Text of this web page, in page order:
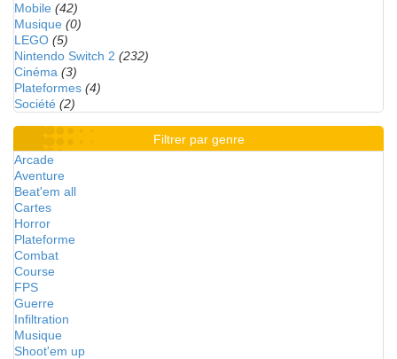
Mobile (42)
Musique (0)
LEGO (5)
Nintendo Switch 2 (232)
Cinéma (3)
Plateformes (4)
Société (2)
Filtrer par genre
Arcade
Aventure
Beat'em all
Cartes
Horror
Plateforme
Combat
Course
FPS
Guerre
Infiltration
Musique
Shoot'em up